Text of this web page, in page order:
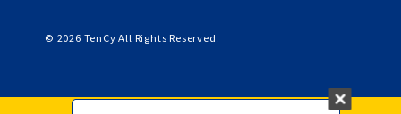
© 2026 TenCy All Rights Reserved.